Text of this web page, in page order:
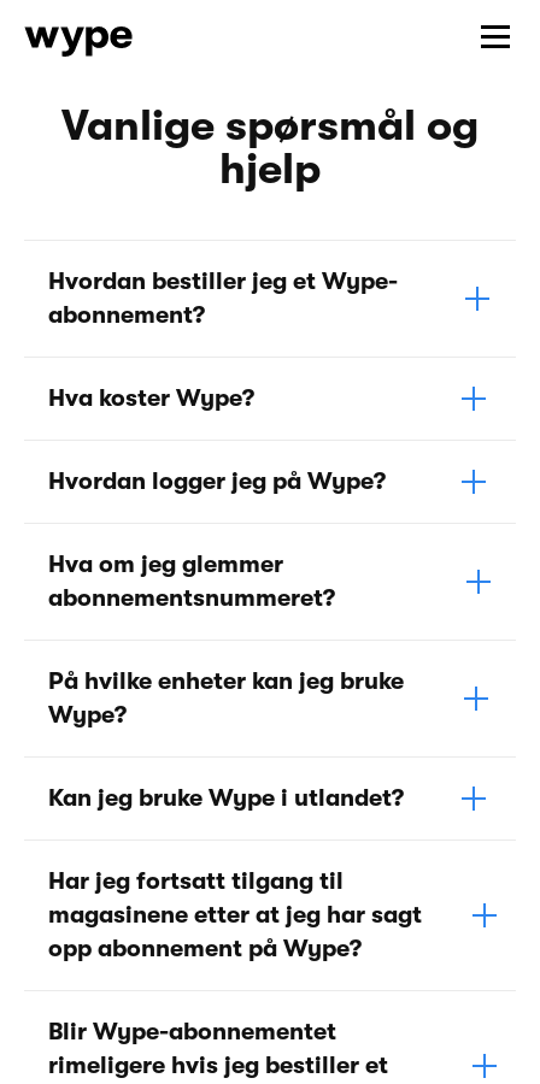
Vanlige spørsmål og
hjelp
Hvordan bestiller jeg et Wype-
abonnement?
Hva koster Wype?
Hvordan logger jeg på Wype?
Hva om jeg glemmer
abonnementsnummeret?
På hvilke enheter kan jeg bruke
Wype?
Kan jeg bruke Wype i utlandet?
Har jeg fortsatt tilgang til
magasinene etter at jeg har sagt
opp abonnement på Wype?
Blir Wype-abonnementet
rimeligere hvis jeg bestiller et